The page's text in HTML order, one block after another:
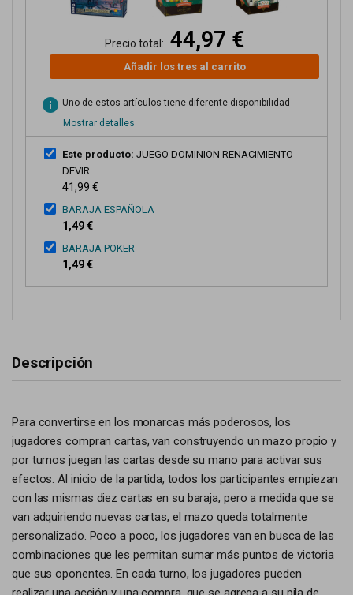
Precio total: 44,97 €
Añadir los tres al carrito
info Uno de estos artículos tiene diferente disponibilidad
Mostrar detalles
Este producto: JUEGO DOMINION RENACIMIENTO
DEVIR
41,99 €
BARAJA ESPAÑOLA
1,49 €
BARAJA POKER
1,49 €
Descripción
Para convertirse en los monarcas más poderosos, los
jugadores compran cartas, van construyendo un mazo propio y
por turnos juegan las cartas desde su mano para activar sus
efectos. Al inicio de la partida, todos los participantes empiezan
con las mismas diez cartas en su baraja, pero a medida que se
van adquiriendo nuevas cartas, el mazo queda totalmente
personalizado. Poco a poco, los jugadores van en busca de las
combinaciones que les permitan sumar más puntos de victoria
que sus oponentes. En cada turno, los jugadores pueden